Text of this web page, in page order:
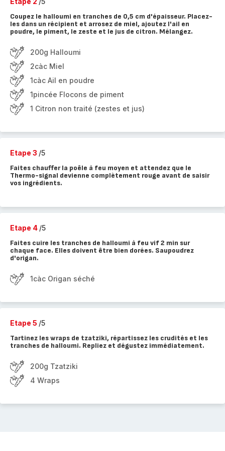
Coupez le halloumi en tranches de 0,5 cm d'épaisseur. Placez-
les dans un récipient et arrosez de miel, ajoutez l'ail en
poudre, le piment, le zeste et le jus de citron. Mélangez.
200g Halloumi
2càc Miel
1càc Ail en poudre
1pincée Flocons de piment
1 Citron non traité (zestes et jus)
Etape 3 /5
Faites chauffer la poêle à feu moyen et attendez que le
Thermo-signal devienne complètement rouge avant de saisir
vos ingrédients.
Etape 4 /5
Faites cuire les tranches de halloumi à feu vif 2 min sur
chaque face. Elles doivent être bien dorées. Saupoudrez
d'origan.
1càc Origan séché
Etape 5 /5
Tartinez les wraps de tzatziki, répartissez les crudités et les
tranches de halloumi. Repliez et dégustez immédiatement.
200g Tzatziki
4 Wraps